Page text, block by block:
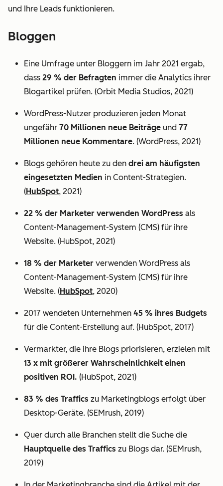
und Ihre Leads funktionieren.
Bloggen
Eine Umfrage unter Bloggern im Jahr 2021 ergab,
dass 29 % der Befragten immer die Analytics ihrer
Blogartikel prüfen. (Orbit Media Studios, 2021)
WordPress-Nutzer produzieren jeden Monat
ungefähr 70 Millionen neue Beiträge und 77
Millionen neue Kommentare. (WordPress, 2021)
Blogs gehören heute zu den drei am häufigsten
eingesetzten Medien in Content-Strategien.
(HubSpot, 2021)
22 % der Marketer verwenden WordPress als
Content-Management-System (CMS) für ihre
Website. (HubSpot, 2021)
18 % der Marketer verwenden WordPress als
Content-Management-System (CMS) für ihre
Website. (HubSpot, 2020)
2017 wendeten Unternehmen 45 % ihres Budgets
für die Content-Erstellung auf. (HubSpot, 2017)
Vermarkter, die ihre Blogs priorisieren, erzielen mit
13 x mit größerer Wahrscheinlichkeit einen
positiven ROI. (HubSpot, 2021)
83 % des Traffics zu Marketingblogs erfolgt über
Desktop-Geräte. (SEMrush, 2019)
Quer durch alle Branchen stellt die Suche die
Hauptquelle des Traffics zu Blogs dar. (SEMrush,
2019)